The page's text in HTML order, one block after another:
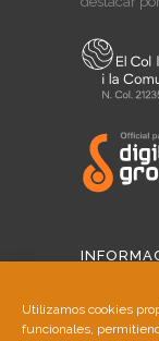
Utilizamos cookies
funcionales,